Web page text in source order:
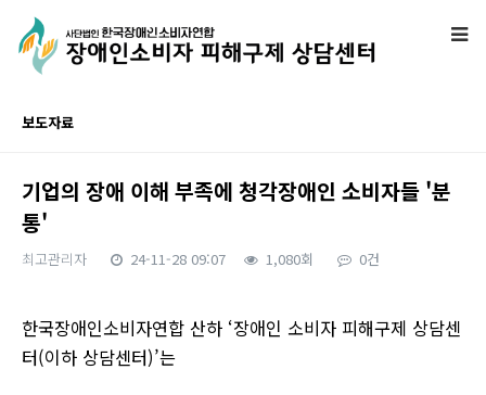
보도자료
기업의 장애 이해 부족에 청각장애인 소비자들 '분
통'
최고관리자 24-11-28 09:07 1,080회 0건
한국장애인소비자연합 산하 ‘장애인 소비자 피해구제 상담센
터(이하 상담센터)’는